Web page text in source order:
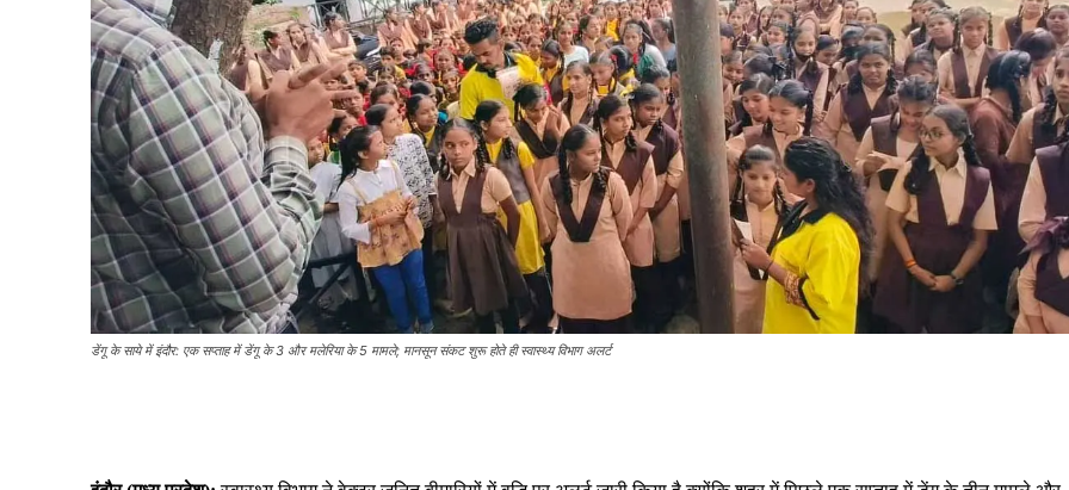
डेंगू के साये में इंदौर: एक सप्ताह में डेंगू के 3 और मलेरिया के 5 मामले; मानसून संकट शुरू होते ही स्वास्थ्य विभाग अलर्ट